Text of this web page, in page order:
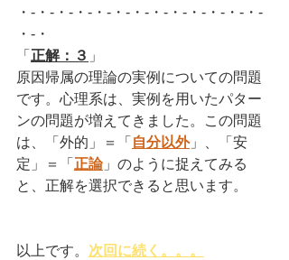
・-・-・-・-・-・-・-・-・-・-・-・-・-
・-・
「 正解：３ 」
原因帰属の理論の実例についての問題
です。心理系は、実例を用いたパター
ンの問題が増えてきました。この問題
は、「外的」＝「 自分以外」、「安
定」＝「 正論」のように捉えてみる
と、正解を選択できると思います。
以上です。 次回に続く。。。